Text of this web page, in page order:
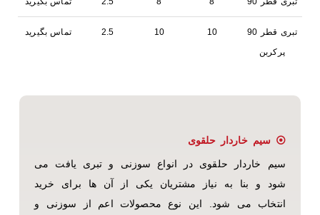
تبری قطر 90
پرکربن
10
10
2.5 تماس بگیرید
⦿ سیم خاردار حلقوی
سیم خاردار حلقوی در انواع سوزنی و تبری یافت می
شود و بنا به نیاز مشتریان یکی از آن ها برای خرید
انتخاب می شود. این نوع محصولات اعم از سوزنی و